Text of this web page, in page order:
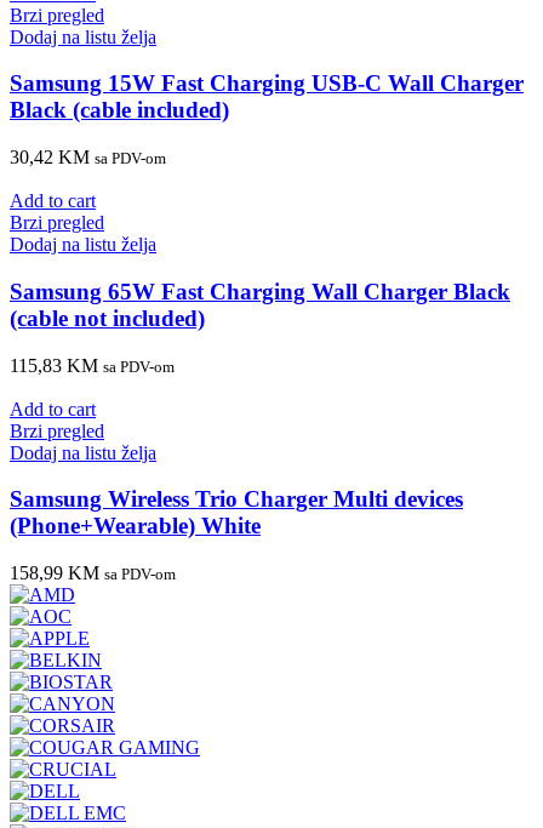
Brzi pregled
Dodaj na listu želja
Samsung 15W Fast Charging USB-C Wall Charger
Black (cable included)
30,42 KM sa PDV-om
Add to cart
Brzi pregled
Dodaj na listu želja
Samsung 65W Fast Charging Wall Charger Black
(cable not included)
115,83 KM sa PDV-om
Add to cart
Brzi pregled
Dodaj na listu želja
Samsung Wireless Trio Charger Multi devices
(Phone+Wearable) White
158,99 KM sa PDV-om